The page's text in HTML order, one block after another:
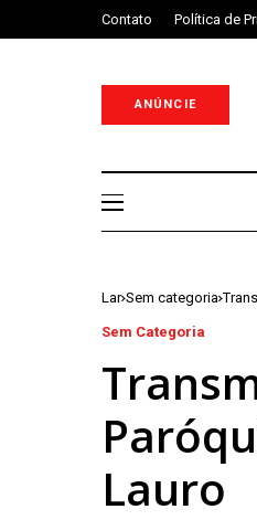
Contato Política de
ANÚNCIE
Lar Sem categoria
Sem Categoria
Lauro